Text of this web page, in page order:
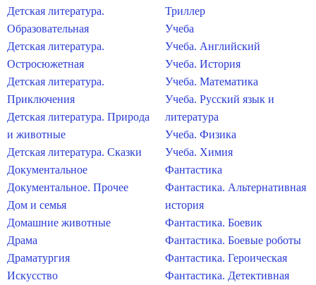
Детская литература.
Образовательная
Детская литература.
Остросюжетная
Детская литература.
Приключения
Детская литература. Природа
и животные
Детская литература. Сказки
Документальное
Документальное. Прочее
Дом и семья
Домашние животные
Драма
Драматургия
Искусство
Триллер
Учеба
Учеба. Английский
Учеба. История
Учеба. Математика
Учеба. Русский язык и
литература
Учеба. Физика
Учеба. Химия
Фантастика
Фантастика. Альтернативная
история
Фантастика. Боевик
Фантастика. Боевые роботы
Фантастика. Героическая
Фантастика. Детективная